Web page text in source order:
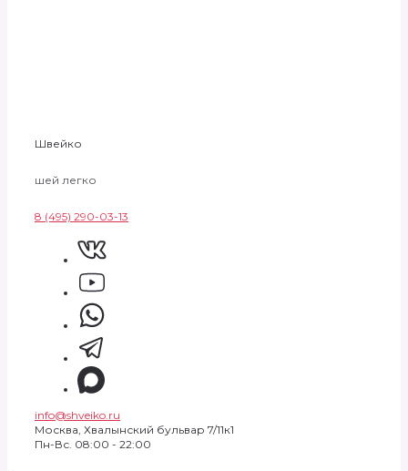
Швейко
шей легко
8 (495) 290-03-13
info@shveiko.ru
Москва, Хвалынский бульвар 7/11к1
Пн-Вс. 08:00 - 22:00